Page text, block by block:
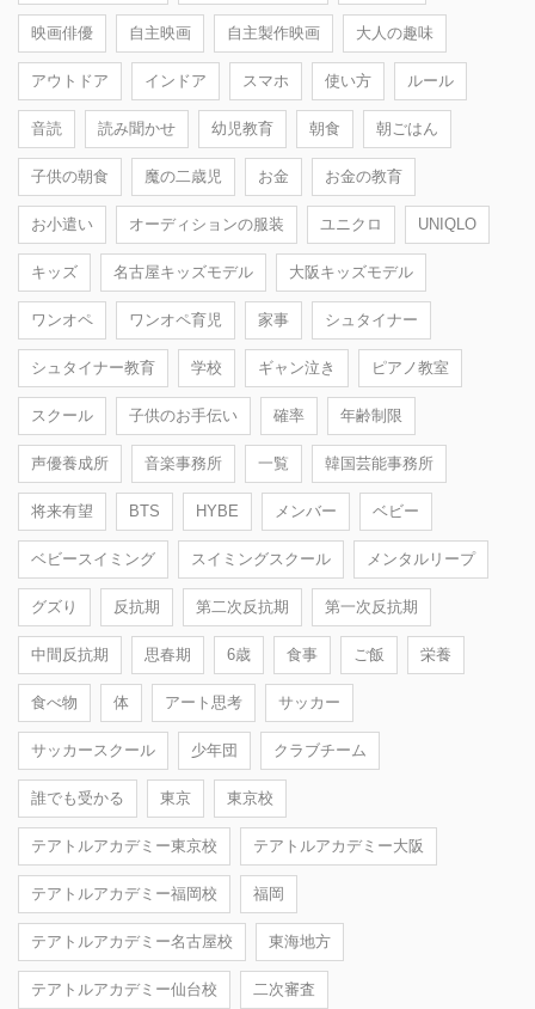
映画俳優 自主映画 自主製作映画 大人の趣味
アウトドア インドア スマホ 使い方 ルール
音読 読み聞かせ 幼児教育 朝食 朝ごはん
子供の朝食 魔の二歳児 お金 お金の教育
お小遣い オーディションの服装 ユニクロ UNIQLO
キッズ 名古屋キッズモデル 大阪キッズモデル
ワンオペ ワンオペ育児 家事 シュタイナー
シュタイナー教育 学校 ギャン泣き ピアノ教室
スクール 子供のお手伝い 確率 年齢制限
声優養成所 音楽事務所 一覧 韓国芸能事務所
将来有望 BTS HYBE メンバー ベビー
ベビースイミング スイミングスクール メンタルリープ
グズり 反抗期 第二次反抗期 第一次反抗期
中間反抗期 思春期 6歳 食事 ご飯 栄養
食べ物 体 アート思考 サッカー
サッカースクール 少年団 クラブチーム
誰でも受かる 東京 東京校
テアトルアカデミー東京校 テアトルアカデミー大阪
テアトルアカデミー福岡校 福岡
テアトルアカデミー名古屋校 東海地方
テアトルアカデミー仙台校 二次審査